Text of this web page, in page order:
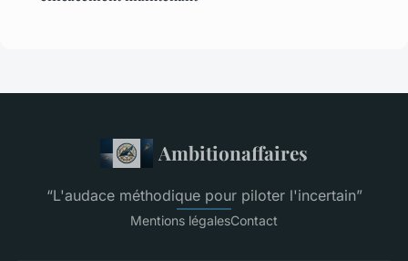
Ambitionaffaires
“L'audace méthodique pour piloter l'incertain”
Mentions légalesContact